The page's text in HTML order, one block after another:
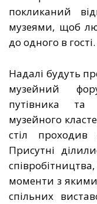
покликаний
музеями, щоб
до одного в гості.
Надалі будуть
музейний
путівника та
музейного
стіл проходив
Присутні
моменти з
спільних